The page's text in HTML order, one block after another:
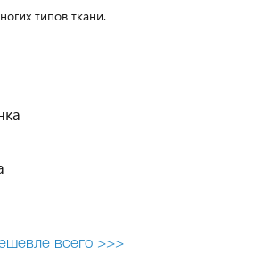
типов ткани.
всего >>>